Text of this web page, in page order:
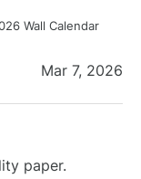
Wall Calendar
Mar 7, 2026
paper.